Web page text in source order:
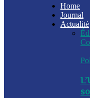
Home
Journal
Actualité